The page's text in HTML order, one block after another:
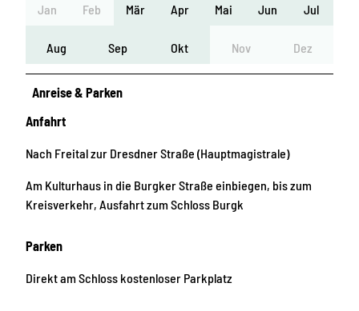
Jan Feb Mär Apr Mai Jun Jul
Aug Sep Okt Nov Dez
Anreise & Parken
Anfahrt
Nach Freital zur Dresdner Straße (Hauptmagistrale)
Am Kulturhaus in die Burgker Straße einbiegen, bis zum
Kreisverkehr, Ausfahrt zum Schloss Burgk
Parken
Direkt am Schloss kostenloser Parkplatz